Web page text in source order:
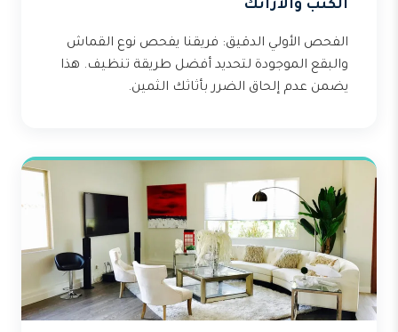
الكنب والأرائك
الفحص الأولي الدقيق: فريقنا يفحص نوع القماش
والبقع الموجودة لتحديد أفضل طريقة تنظيف. هذا
يضمن عدم إلحاق الضرر بأثاثك الثمين.